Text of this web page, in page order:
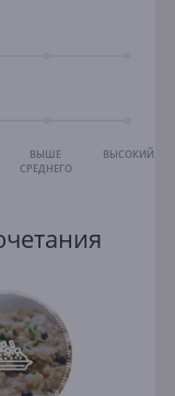
ВЫШЕ
СРЕДНЕГО
ВЫСОКИЙ